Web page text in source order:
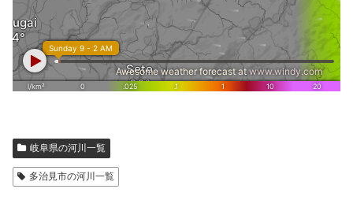
岐阜県の河川一覧
多治見市の河川一覧